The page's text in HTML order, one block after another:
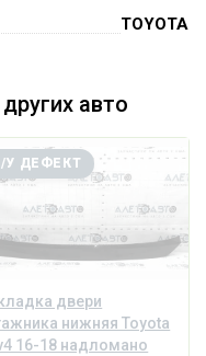
TOYOTA
авто
двери
нижняя Toyota
16-18 надломано
У ДЕФЕКТ